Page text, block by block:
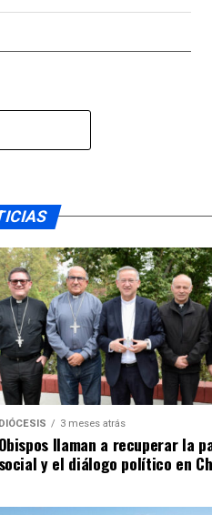
DIÓCESIS 3 meses atrás
Obispos llaman a recuperar la
social y el diálogo político en